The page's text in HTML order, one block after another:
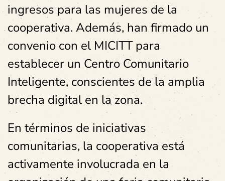
ingresos para las mujeres de la
cooperativa. Además, han firmado un
convenio con el MICITT para
establecer un Centro Comunitario
Inteligente, conscientes de la amplia
brecha digital en la zona.
En términos de iniciativas
comunitarias, la cooperativa está
activamente involucrada en la